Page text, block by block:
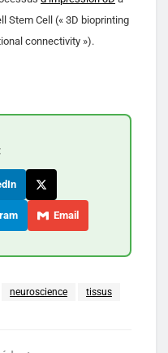
Stem Cell (« 3D bioprinting
connectivity »).
Email
neuroscience tissus